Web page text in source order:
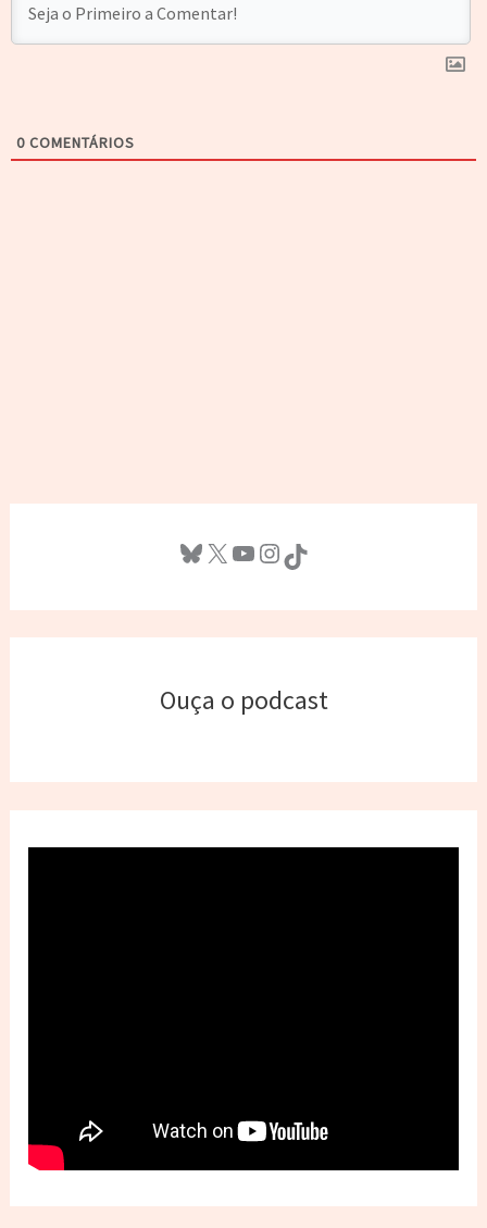
0 COMENTÁRIOS
Bluesky X Youtube InstagramTikTok
Ouça o podcast